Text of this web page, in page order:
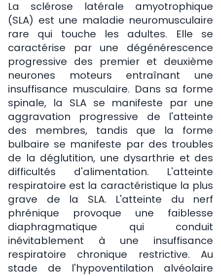
La sclérose latérale amyotrophique
(SLA) est une maladie neuromusculaire
rare qui touche les adultes. Elle se
caractérise par une dégénérescence
progressive des premier et deuxième
neurones moteurs entraînant une
insuffisance musculaire. Dans sa forme
spinale, la SLA se manifeste par une
aggravation progressive de l'atteinte
des membres, tandis que la forme
bulbaire se manifeste par des troubles
de la déglutition, une dysarthrie et des
difficultés d'alimentation. L'atteinte
respiratoire est la caractéristique la plus
grave de la SLA. L'atteinte du nerf
phrénique provoque une faiblesse
diaphragmatique qui conduit
inévitablement à une insuffisance
respiratoire chronique restrictive. Au
stade de l'hypoventilation alvéolaire